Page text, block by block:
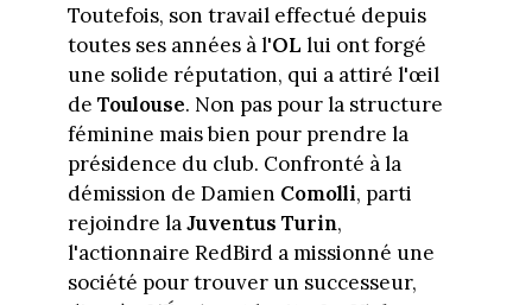
Toutefois, son travail effectué depuis
toutes ses années à l'OL lui ont forgé
une solide réputation, qui a attiré l'œil
de Toulouse. Non pas pour la structure
féminine mais bien pour prendre la
présidence du club. Confronté à la
démission de Damien Comolli, parti
rejoindre laJuventus Turin,
l'actionnaire RedBird a missionné une
société pour trouver un successeur,